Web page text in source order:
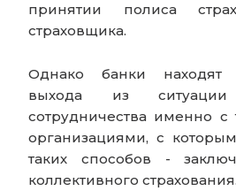
принятии полиса
страховщика.
Однако банки находят
выхода из
сотрудничества именно с
организациями, с
таких способов -
коллективного